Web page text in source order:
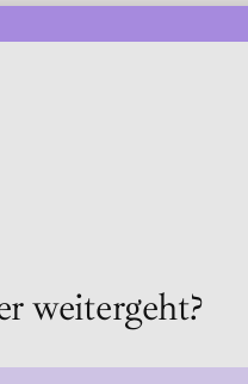
weitergeht?